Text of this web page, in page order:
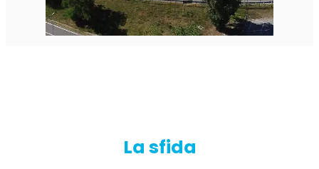
Analizzatore professionale di segnale
La sfida